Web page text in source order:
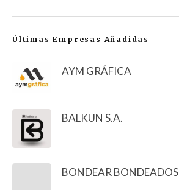
Últimas Empresas Añadidas
AYM GRÁFICA
BALKUN S.A.
BONDEAR BONDEADOS